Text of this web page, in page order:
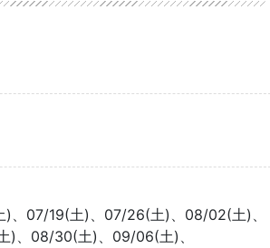
、07/19(土)、07/26(土)、08/02(土)、
)、08/30(土)、09/06(土)、